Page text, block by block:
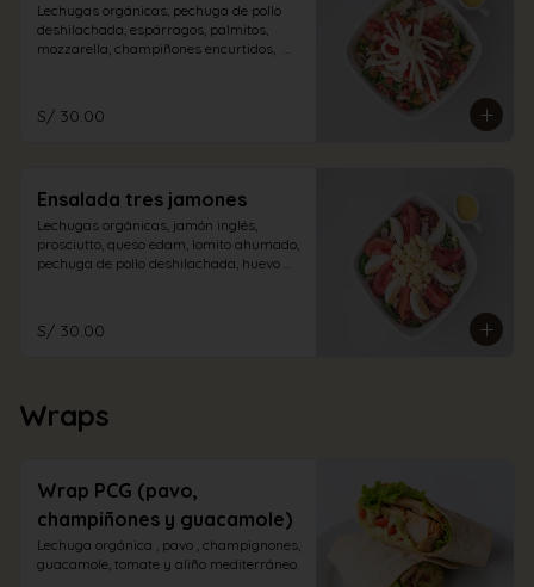
Lechugas orgánicas, pechuga de pollo
deshilachada, espárragos, palmitos,
mozzarella, champiñones encurtidos,
S/ 30.00
Ensalada tres jamones
Lechugas orgánicas, jamón inglés,
prosciutto, queso edam, lomito ahumado,
pechuga de pollo deshilachada, huevo
S/ 30.00
Wraps
Wrap PCG (pavo,
champiñones y guacamole)
Lechuga orgánica , pavo , champignones,
guacamole, tomate y aliño mediterráneo.